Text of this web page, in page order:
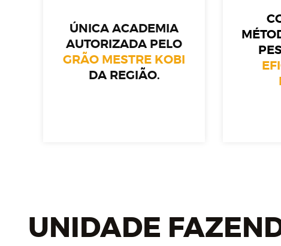
ÚNICA ACADEMIA
AUTORIZADA PELO
GRÃO MESTRE KOBI
DA REGIÃO.
UNIDADE